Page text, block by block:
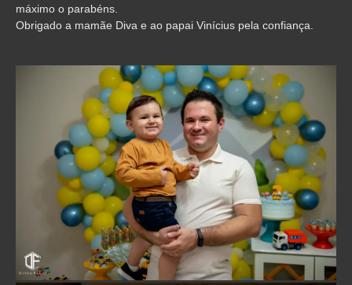
máximo o parabéns.
Obrigado a mamãe Diva e ao papai Vinícius pela confiança.